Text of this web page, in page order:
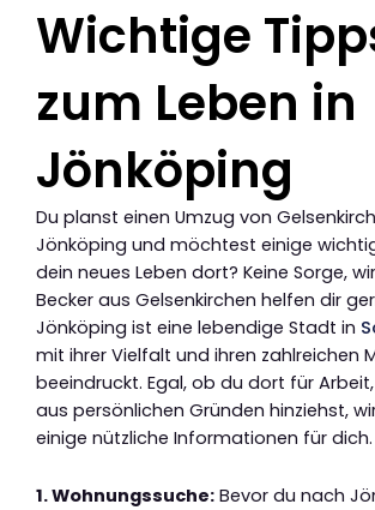
Wichtige
zum Leben in
Jönköping
Du planst einen Umzug von
Jönköping und möchtest einige
dein neues Leben dort? Keine Sorge,
Becker aus Gelsenkirchen helfen dir
Jönköping ist eine lebendige Stadt in
mit ihrer Vielfalt und ihren zahlreichen
beeindruckt. Egal, ob du dort für
aus persönlichen Gründen hinziehst,
einige nützliche Informationen für dich.
1. Wohnungssuche: Bevor du nach